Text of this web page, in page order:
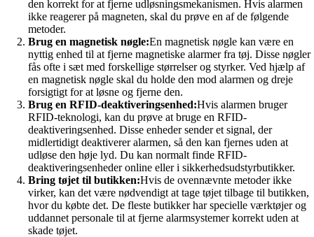
den korrekt for at fjerne udløsningsmekanismen. Hvis alarmen
ikke reagerer på magneten, skal du prøve en af de følgende
metoder.
Brug en magnetisk nøgle:En magnetisk nøgle kan være en
nyttig enhed til at fjerne magnetiske alarmer fra tøj. Disse nøgler
fås ofte i sæt med forskellige størrelser og styrker. Ved hjælp af
en magnetisk nøgle skal du holde den mod alarmen og dreje
forsigtigt for at løsne og fjerne den.
Brug en RFID-deaktiveringsenhed:Hvis alarmen bruger
RFID-teknologi, kan du prøve at bruge en RFID-
deaktiveringsenhed. Disse enheder sender et signal, der
midlertidigt deaktiverer alarmen, så den kan fjernes uden at
udløse den høje lyd. Du kan normalt finde RFID-
deaktiveringsenheder online eller i sikkerhedsudstyrbutikker.
Bring tøjet til butikken:Hvis de ovennævnte metoder ikke
virker, kan det være nødvendigt at tage tøjet tilbage til butikken,
hvor du købte det. De fleste butikker har specielle værktøjer og
uddannet personale til at fjerne alarmsystemer korrekt uden at
skade tøjet.